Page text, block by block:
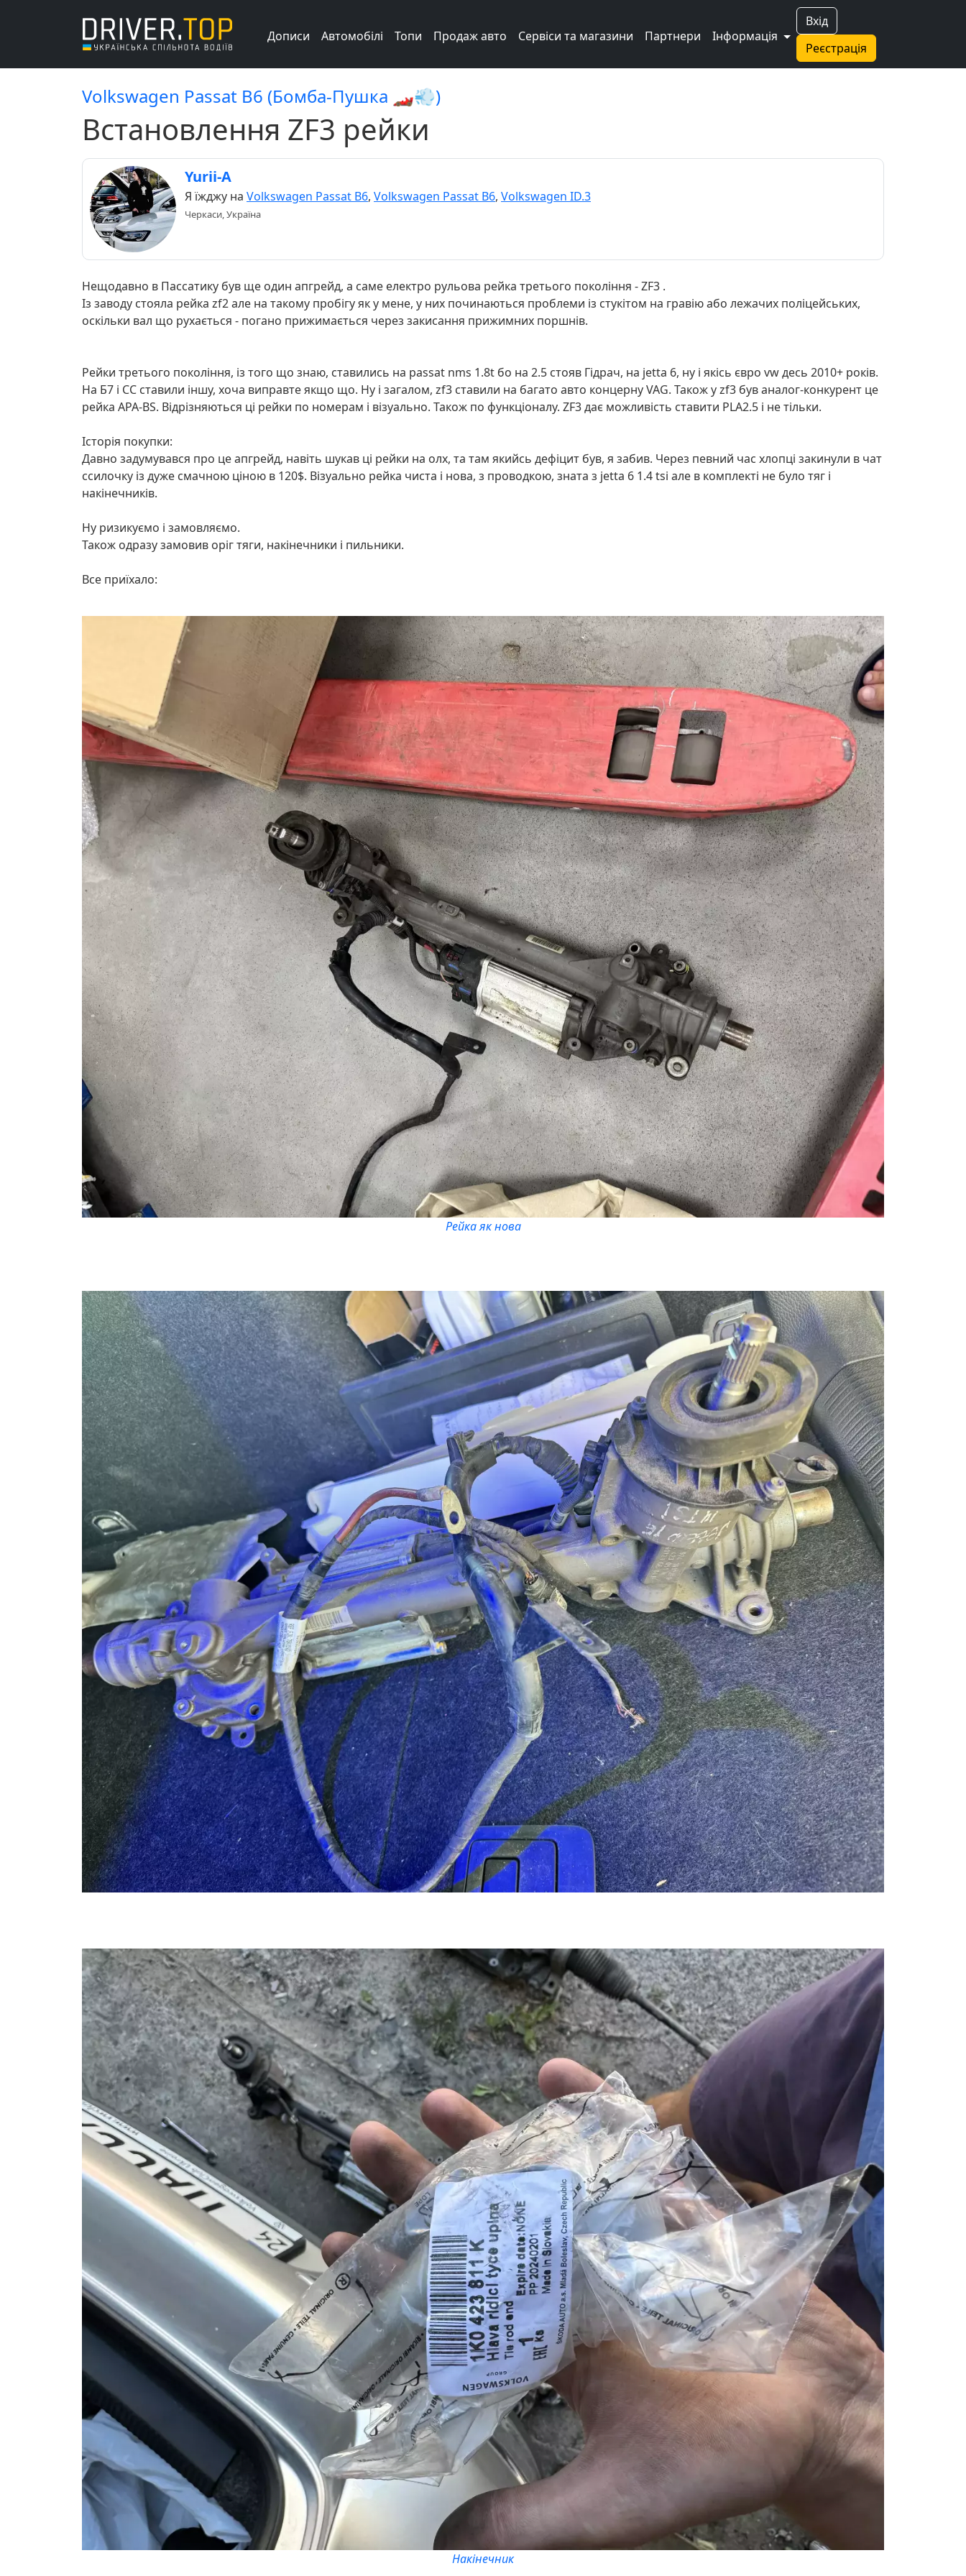
Вхід
Реєстрація
Дописи Автомобілі Топи Продаж авто Сервіси та магазини Партнери Інформація
Volkswagen Passat B6 (Бомба-Пушка 🏎️💨)
Встановлення ZF3 рейки
Yurii-A
Я їжджу на Volkswagen Passat B6, Volkswagen Passat B6, Volkswagen ID.3
Черкаси, Україна
Нещодавно в Пассатику був ще один апгрейд, а саме електро рульова рейка третього покоління - ZF3 .
Із заводу стояла рейка zf2 але на такому пробігу як у мене, у них починаються проблеми із стукітом на гравію або лежачих поліцейських,
оскільки вал що рухається - погано прижимається через закисання прижимних поршнів.
Рейки третього покоління, із того що знаю, ставились на passat nms 1.8t бо на 2.5 стояв Гідрач, на jetta 6, ну і якісь євро vw десь 2010+ років.
На Б7 і CC ставили іншу, хоча виправте якщо що. Ну і загалом, zf3 ставили на багато авто концерну VAG. Також у zf3 був аналог-конкурент це
рейка APA-BS. Відрізняються ці рейки по номерам і візуально. Також по функціоналу. ZF3 дає можливість ставити PLA2.5 і не тільки.
Історія покупки:
Давно задумувався про це апгрейд, навіть шукав ці рейки на олх, та там якийсь дефіцит був, я забив. Через певний час хлопці закинули в чат
ссилочку із дуже смачною ціною в 120$. Візуально рейка чиста і нова, з проводкою, зната з jetta 6 1.4 tsi але в комплекті не було тяг і
накінечників.
Ну ризикуємо і замовляємо.
Також одразу замовив оріг тяги, накінечники і пильники.
Все приїхало:
Рейка як нова
Накінечник